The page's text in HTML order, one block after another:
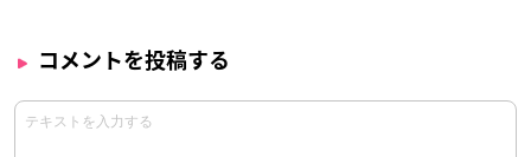
コメントを投稿する